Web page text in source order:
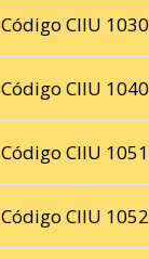
Código CIIU 1030
Código CIIU 1040
Código CIIU 1051
Código CIIU 1052